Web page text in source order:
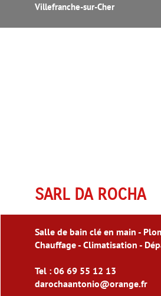
Villefranche-sur-Cher
SARL DA ROCHA
Salle de bain clé en main -
Chauffage - Climatisation -
Tel : 06 69 55 12 13
darochaantonio@orange.fr